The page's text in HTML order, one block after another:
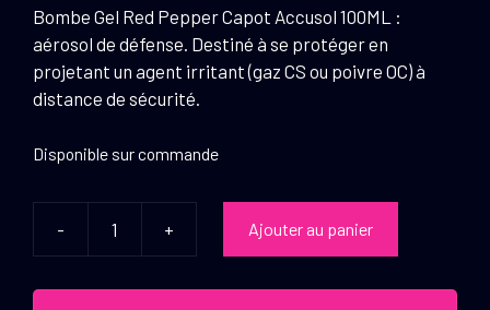
Bombe Gel Red Pepper Capot Accusol 100ML :
aérosol de défense. Destiné à se protéger en
projetant un agent irritant (gaz CS ou poivre OC) à
distance de sécurité.
Disponible sur commande
-
quantité
CBM
+ Ajouter au panier